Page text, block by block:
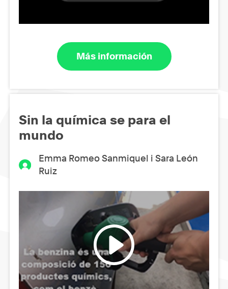
Más información
Sin la química se para el
mundo
Emma Romeo Sanmiquel i Sara León
Ruiz